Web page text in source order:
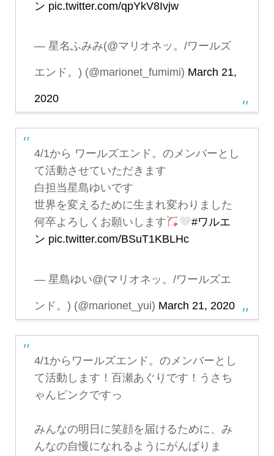
ン pic.twitter.com/qpYkV8Ivjw
— 星名ふみみ(@マリオネッ。/ワールズ
エンド。) (@marionet_fumimi) March 21,
2020
4/1から ワールズエンド。のメンバーとし
て活動させていただきます
白担当星島ゆいです
世界を変えるために生まれ変わりました
何卒よろしくお願いします
#ワルエ
ン pic.twitter.com/BSuT1KBLHc
— 星島ゆい@(マリオネッ。/ワールズエ
ンド。) (@marionet_yui) March 21, 2020
4/1からワールズエンド。のメンバーとし
て活動します！百瀬あぐりです！うさち
ゃんピンクですっ
みんなの明日に笑顔を届けるために、み
んなの自慢になれるようにがんばりま